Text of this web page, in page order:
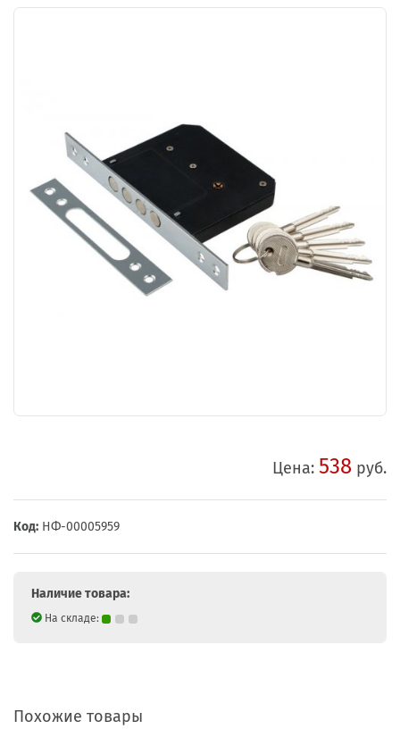
Цена: 538 руб.
Код: НФ-00005959
Наличие товара:
На складе:
Похожие товары